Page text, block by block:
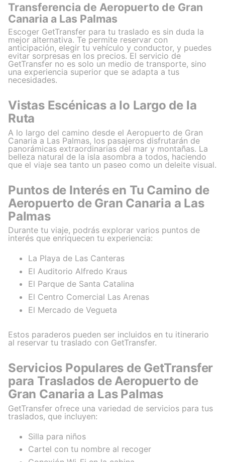
Transferencia de Aeropuerto de Gran
Canaria a Las Palmas
Escoger GetTransfer para tu traslado es sin duda la
mejor alternativa. Te permite reservar con
anticipación, elegir tu vehículo y conductor, y puedes
evitar sorpresas en los precios. El servicio de
GetTransfer no es solo un medio de transporte, sino
una experiencia superior que se adapta a tus
necesidades.
Vistas Escénicas a lo Largo de la
Ruta
A lo largo del camino desde el Aeropuerto de Gran
Canaria a Las Palmas, los pasajeros disfrutarán de
panorámicas extraordinarias del mar y montañas. La
belleza natural de la isla asombra a todos, haciendo
que el viaje sea tanto un paseo como un deleite visual.
Puntos de Interés en Tu Camino de
Aeropuerto de Gran Canaria a Las
Palmas
Durante tu viaje, podrás explorar varios puntos de
interés que enriquecen tu experiencia:
La Playa de Las Canteras
El Auditorio Alfredo Kraus
El Parque de Santa Catalina
El Centro Comercial Las Arenas
El Mercado de Vegueta
Estos paraderos pueden ser incluidos en tu itinerario
al reservar tu traslado con GetTransfer.
Servicios Populares de GetTransfer
para Traslados de Aeropuerto de
Gran Canaria a Las Palmas
GetTransfer ofrece una variedad de servicios para tus
traslados, que incluyen:
Silla para niños
Cartel con tu nombre al recoger